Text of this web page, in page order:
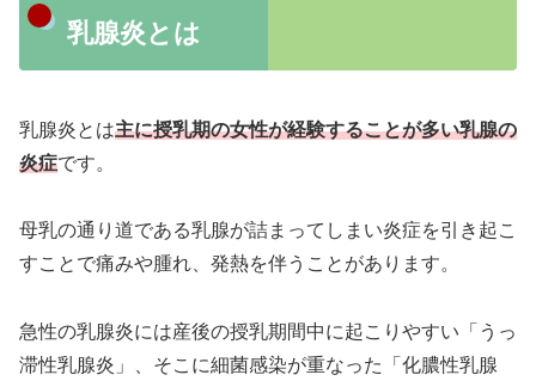
乳腺炎とは
乳腺炎とは主に授乳期の女性が経験することが多い乳腺の
炎症です。
母乳の通り道である乳腺が詰まってしまい炎症を引き起こ
すことで痛みや腫れ、発熱を伴うことがあります。
急性の乳腺炎には産後の授乳期間中に起こりやすい「うっ
滞性乳腺炎」、そこに細菌感染が重なった「化膿性乳腺